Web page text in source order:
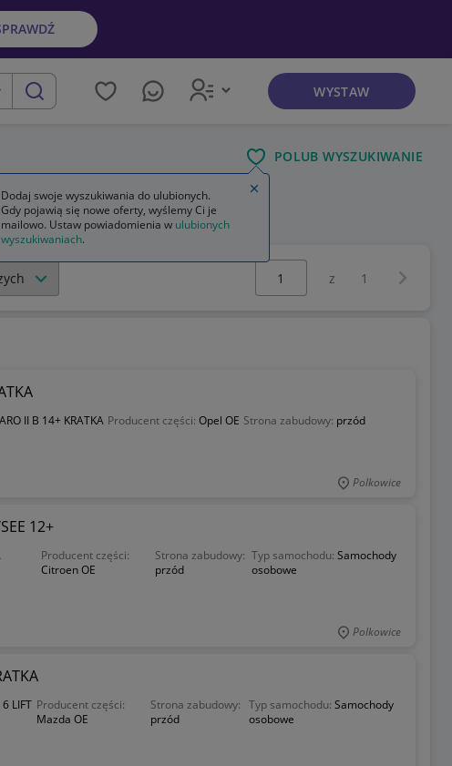
szukaj WYSTAW
POLUB WYSZUKIWANIE
Wybierz stronę:
z 1
II B 14+ KRATKA Producent części: Opel OE Strona zabudowy: przód
Polkowice
12+
Producent części:
Citroen OE
Strona zabudowy:
przód
Typ samochodu: Samochody
osobowe
Polkowice
LIFT Producent części:
Mazda OE
Strona zabudowy:
przód
Typ samochodu: Samochody
osobowe
Dodaj swoje wyszukiwania do ulubionych.
Gdy pojawią się nowe oferty, wyślemy Ci je
mailowo. Ustaw powiadomienia w ulubionych
wyszukiwaniach.
Zamknij wskazówkę